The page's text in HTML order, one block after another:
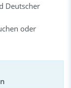
Deutscher
oder